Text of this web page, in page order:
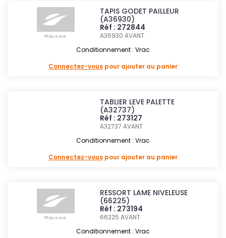
TAPIS GODET PAILLEUR
(A36930)
Réf : 272844
A36930AVANT
Conditionnement : Vrac
Connectez-vous pour ajouter au panier
TABLIER LEVE PALETTE
(A32737)
Réf : 273127
A32737AVANT
Conditionnement : Vrac
Connectez-vous pour ajouter au panier
RESSORT LAME NIVELEUSE
(66225)
Réf : 273194
66225AVANT
Conditionnement : Vrac